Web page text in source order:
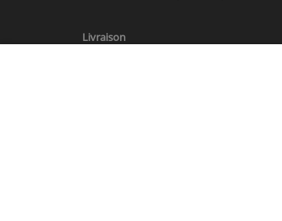
Livraison
* Livraison en Belgique/France/Pays-Bas et